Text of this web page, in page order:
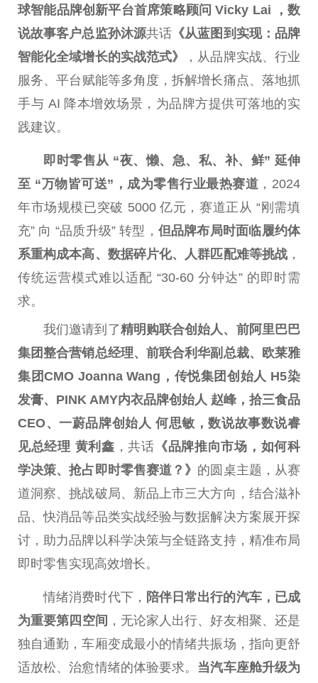
球智能品牌创新平台首席策略顾问 Vicky Lai ，数
说故事客户总 监孙沐源共话 《从蓝图到实现：品牌
智能化全域增长的实战范式》
，从品牌实战、行业
服务、平台 赋能等多角度，拆解增长痛点、落地抓
手与 AI 降本增效场景，为品牌方提供可落地的实
践建议。
即时零售从 “夜、懒、急、私、补、鲜” 延伸
至 “万物皆可送”，成为零售行业最热赛道 ，2024
年市场规模已突破 5000 亿元，赛道正从 “刚需填
充” 向 “品质升级” 转型， 但品牌布局时面临履约体
系重构成本高、数据碎片化、人群匹配难等挑战 ，
传统运营模式难以适配 “30-60 分钟达” 的即时需
求。
我们邀请到了精明购联合创始人、前阿里巴巴
集团整合营销总经理、前联合利华副 总裁、欧莱雅
集团CMO Joanna Wang，传悦集团创始人 H5染
发膏、PINK AMY内衣品牌创始人 赵峰，拾三食品
CEO、一蔚品牌创始人 何思敏，数说故事数说睿
见总经理 黄利鑫 ，共话 《品牌推向市场，如何科
学决策、抢占即时零售赛道？》 的圆桌主题，从赛
道洞察、挑战破局、新品上市三大方向，结合滋补
品、快消品等品类实战经验与数据解决方案展开探
讨，助力品牌以科学决策与全链路支持，精准布局
即时零售实现高效增长。
情绪消费时代下， 陪伴日常出行的汽车，已成
为重要第四空间 ，无论家人出行、好友相聚、还是
独自通勤，车厢变成最小的情绪共振场，指向更舒
适放松、治愈情绪的体验要求。 当汽车座舱升级为